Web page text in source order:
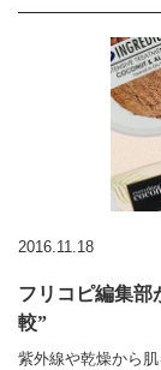
2016.11.18
フリコピ編集部
較”
紫外線や乾燥から